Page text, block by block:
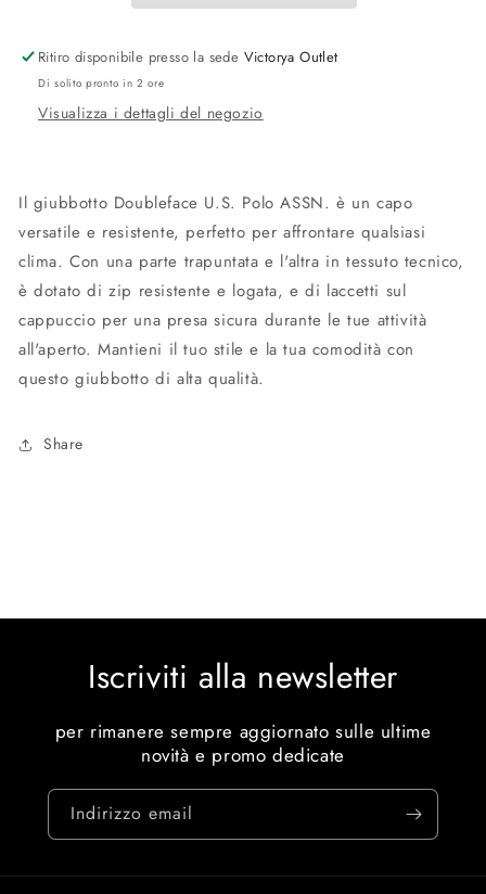
Ritiro disponibile presso la sede Victorya Outlet
Di solito pronto in 2 ore
Visualizza i dettagli del negozio
Il giubbotto Doubleface U.S. Polo ASSN. è un capo
versatile e resistente, perfetto per affrontare qualsiasi
clima. Con una parte trapuntata e l'altra in tessuto tecnico,
è dotato di zip resistente e logata, e di laccetti sul
cappuccio per una presa sicura durante le tue attività
all'aperto. Mantieni il tuo stile e la tua comodità con
questo giubbotto di alta qualità.
Share
Iscriviti alla newsletter
per rimanere sempre aggiornato sulle ultime
novità e promo dedicate
Indirizzo email